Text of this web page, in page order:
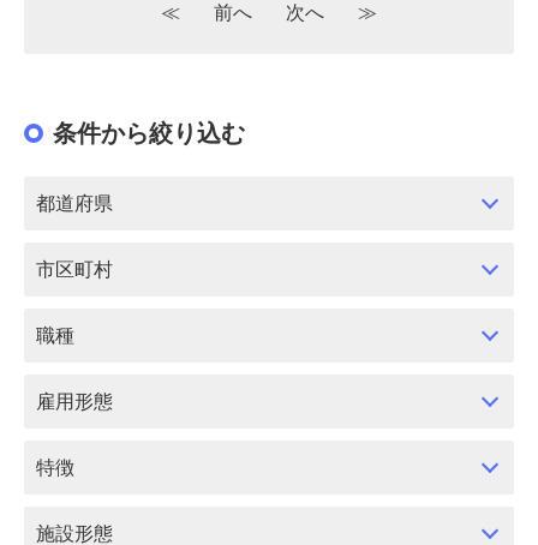
≪ 前へ 次へ ≫
条件から絞り込む
都道府県
市区町村
職種
雇用形態
特徴
施設形態